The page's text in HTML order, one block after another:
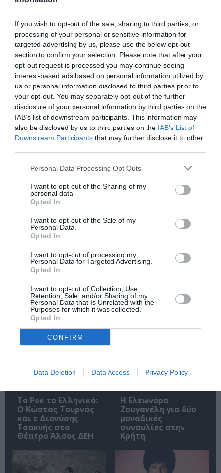
If you wish to opt-out of the sale, sharing to third parties, or
processing of your personal or sensitive information for
targeted advertising by us, please use the below opt-out
section to confirm your selection. Please note that after your
opt-out request is processed you may continue seeing
interest-based ads based on personal information utilized by
us or personal information disclosed to third parties prior to
your opt-out. You may separately opt-out of the further
disclosure of your personal information by third parties on the
IAB’s list of downstream participants. This information may
also be disclosed by us to third parties on the IAB’s List of
Downstream Participants that may further disclose it to other
Personal Data Processing Opt Outs
I want to opt-out of the Sharing of my
personal data.
Opted In
I want to opt-out of the Sale of my
Personal Data.
Opted In
I want to opt-out of processing my
Personal Data for Targeted Advertising.
Opted In
I want to opt-out of Collection, Use,
Retention, Sale, and/or Sharing of my
Personal Data that Is Unrelated with the
Purposes for which it was collected.
Opted In
CONFIRM
Data Deletion Data Access Privacy Policy
Πολιτισμό στοCulturenow.gr
Νέοι Διαγωνισμοί❯
Tags
ΓΙΩΡΓΟΣ ΧΑΤΖΗΝΑΣΙΟΣ
ΕΝΤΕΧΝΟ - ΛΑΪΚΟ - ΠΑΡΑΔΟΣΙΑΚΗ
ΚΑΛΟΚΑΙΡΙΝΑ ΦΕΣΤΙΒΑΛ
ΚΑΛΟΚΑΙΡΙΝΕΣ ΣΥΝΑΥΛΙΕΣ
ΣΟΦΙΑ ΜΑΝΟΥΣΑΚΗ
ΣΤΕΦΑΝΟΣ ΚΟΡΚΟΛΗΣ
ΣΥΝΑΥΛΙΕΣ 2026
Newsletter
Κάθε βδομάδα στο e-mail σας τα τελευταία νέα για
την Τέχνη και τον Πολιτισμό!
Ακολουθήστε το Culturenow.gr
Το Ροκ το Ελληνικό:
Ο Κώστας Τουρνάς
και ο Διονύσης
Τσακνής στο
Θέατρο Άλσος ΔΕΗ
Η Ελεωνόρα
Ζουγανέλη για δύο
μοναδικές
συναυλίες στην
Κρήτη